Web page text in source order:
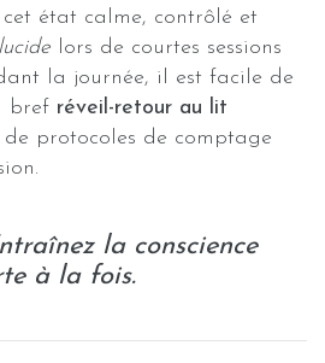
état calme, contrôlé et
lors de courtes sessions
la journée, il est facile de
bref réveil-retour au lit
de protocoles de comptage
la conscience
à la fois.